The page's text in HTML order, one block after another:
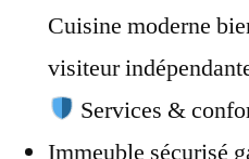
Cuisine moderne
visiteur
Services &
Immeuble sécurisé